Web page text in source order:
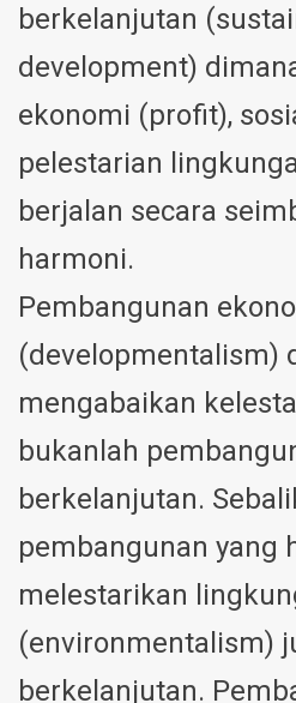
berkelanjutan
development)
ekonomi (profit),
pelestarian
berjalan secara
harmoni.
Pembangunan
(developmentalism)
mengabaikan
bukanlah
berkelanjutan.
pembangunan yang
melestarikan
(environmentalism)
berkelanjutan.